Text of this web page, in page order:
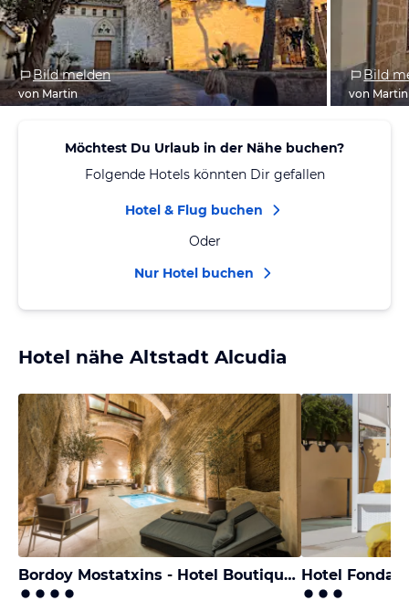
Bild melden
von Martin
Bild
von Martin
Möchtest Du Urlaub in der Nähe buchen?
Folgende Hotels könnten Dir gefallen
Hotel & Flug buchen
Oder
Nur Hotel buchen
Hotel nähe Altstadt Alcudia
Bordoy Mostatxins - Hotel Boutique Adults Only Hotel Fonda